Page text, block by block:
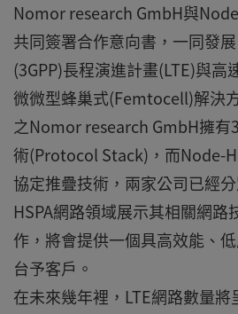
Nomor research GmbH與
共同簽署合作意向書，一同發
(3GPP)長程演進計畫(LTE)與高
微微型蜂巢式(Femtocell)解決
之Nomor research GmbH擁有
術(Protocol Stack)，而Node-
協定推疊技術，兩家公司已經
HSPA網路領域展示其相關網路
作，將會提供一個具高效能、
台予客戶。
在未來幾年裡，LTE網路數量